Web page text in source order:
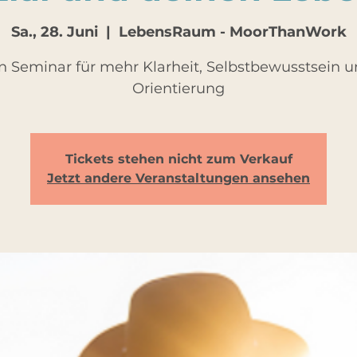
Sa., 28. Juni
  |
LebensRaum - MoorThanWork
Seminar für mehr Klarheit, Selbstbewusstsein
Orientierung
Tickets stehen nicht zum Verkauf
Jetzt andere Veranstaltungen ansehen